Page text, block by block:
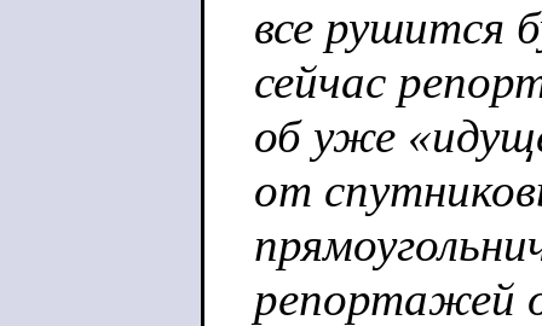
все рушится
сейчас
об уже
от
репортажей